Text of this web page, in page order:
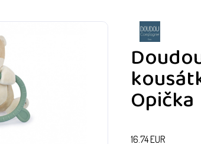
Opička
16.74EUR